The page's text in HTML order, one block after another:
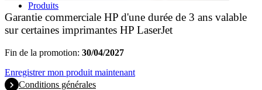
Produits
Garantie commerciale HP d'une durée de 3 ans valable
sur certaines imprimantes HP LaserJet
Fin de la promotion: 30/04/2027
Enregistrer mon produit maintenant
Conditions générales